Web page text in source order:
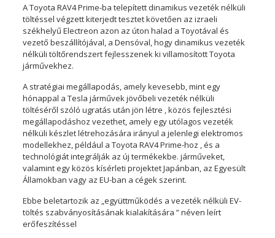
A Toyota RAV4 Prime-ba telepített dinamikus vezeték nélküli
töltéssel végzett kiterjedt tesztet követően az izraeli
székhelyű Electreon azon az úton halad a Toyotával és
vezető beszállítójával, a Densóval, hogy dinamikus vezeték
nélküli töltőrendszert fejlesszenek ki villamosított Toyota
járművekhez.
A stratégiai megállapodás, amely kevesebb, mint egy
hónappal a Tesla járművek jövőbeli vezeték nélküli
töltéséről szóló ugratás után jön létre , közös fejlesztési
megállapodáshoz vezethet, amely egy utólagos vezeték
nélküli készlet létrehozására irányul a jelenlegi elektromos
modellekhez, például a Toyota RAV4 Prime-hoz , és a
technológiát integrálják az új termékekbe. járműveket,
valamint egy közös kísérleti projektet Japánban, az Egyesült
Államokban vagy az EU-ban a cégek szerint.
Ebbe beletartozik az „együttműködés a vezeték nélküli EV-
töltés szabványosításának kialakítására ” néven leírt
erőfeszítéssel